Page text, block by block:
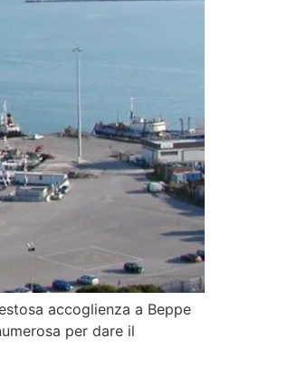
accoglienza a Beppe
per dare il